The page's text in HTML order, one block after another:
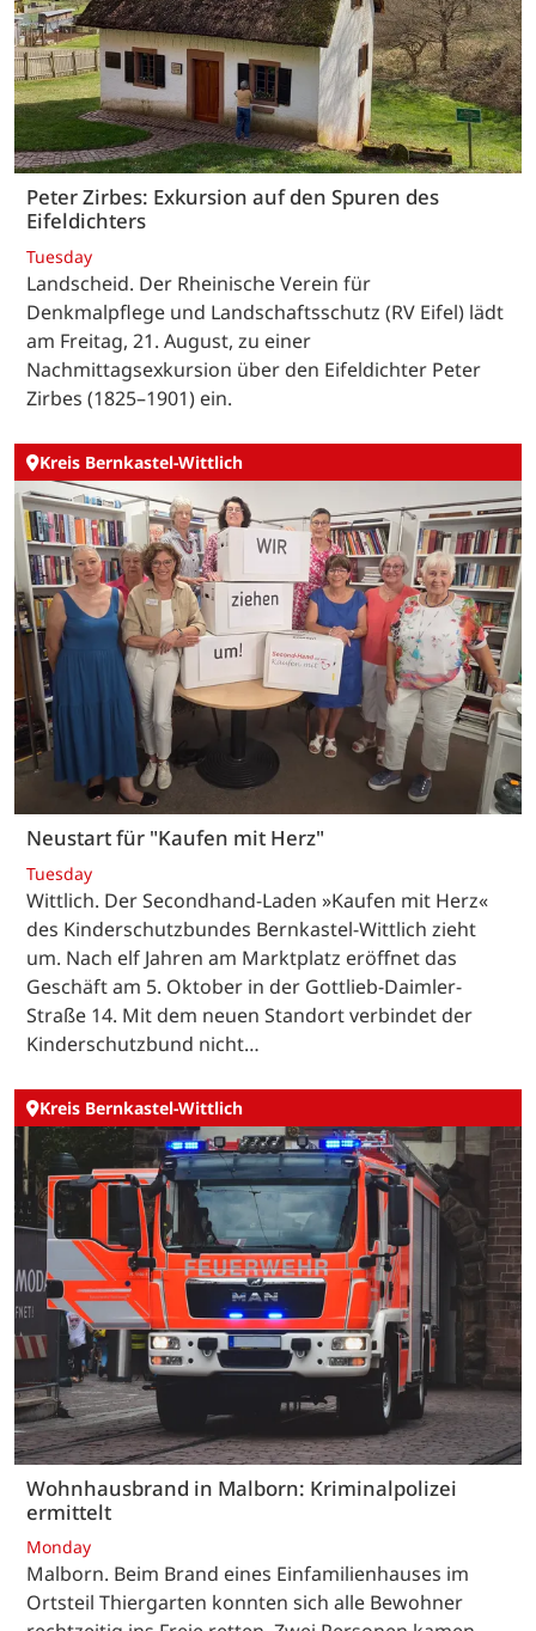
Peter Zirbes: Exkursion auf den Spuren des
Eifeldichters
Tuesday
Landscheid. Der Rheinische Verein für
Denkmalpflege und Landschaftsschutz (RV Eifel) lädt
am Freitag, 21. August, zu einer
Nachmittagsexkursion über den Eifeldichter Peter
Zirbes (1825–1901) ein.
Kreis Bernkastel-Wittlich
Neustart für "Kaufen mit Herz"
Tuesday
Wittlich. Der Secondhand-Laden »Kaufen mit Herz«
des Kinderschutzbundes Bernkastel-Wittlich zieht
um. Nach elf Jahren am Marktplatz eröffnet das
Geschäft am 5. Oktober in der Gottlieb-Daimler-
Straße 14. Mit dem neuen Standort verbindet der
Kinderschutzbund nicht…
Kreis Bernkastel-Wittlich
Wohnhausbrand in Malborn: Kriminalpolizei
ermittelt
Monday
Malborn. Beim Brand eines Einfamilienhauses im
Ortsteil Thiergarten konnten sich alle Bewohner